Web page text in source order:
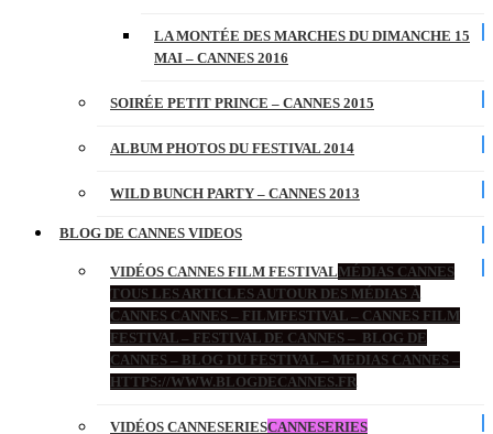
LA MONTÉE DES MARCHES DU DIMANCHE 15
MAI – CANNES 2016
SOIRÉE PETIT PRINCE – CANNES 2015
ALBUM PHOTOS DU FESTIVAL 2014
WILD BUNCH PARTY – CANNES 2013
BLOG DE CANNES VIDEOS
VIDÉOS CANNES FILM FESTIVALMÉDIAS CANNES
TOUS LES ARTICLES AUTOUR DES MÉDIAS À
CANNES CANNES – FILMFESTIVAL – CANNES FILM
FESTIVAL – FESTIVAL DE CANNES – BLOG DE
CANNES – BLOG DU FESTIVAL – MEDIAS CANNES –
HTTPS://WWW.BLOGDECANNES.FR
VIDÉOS CANNESERIESCANNESERIES